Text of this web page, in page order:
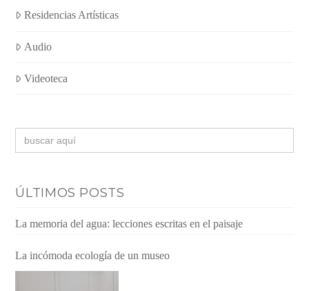
Residencias Artísticas
Audio
Videoteca
Buscar:
ÚLTIMOS POSTS
La memoria del agua: lecciones escritas en el paisaje
La incómoda ecología de un museo